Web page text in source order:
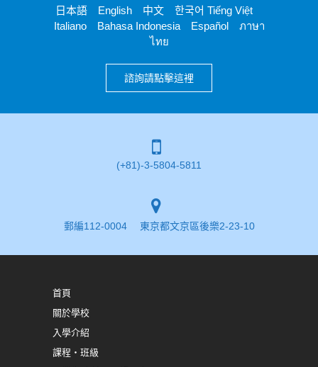
日本語 English 中文 한국어 Tiếng Việt
Italiano Bahasa Indonesia Español ภาษา
ไทย
諮詢請點擊這裡
(+81)-3-5804-5811
郵編112-0004 東京都文京區後樂2-23-10
首頁
關於學校
入學介紹
課程・班級